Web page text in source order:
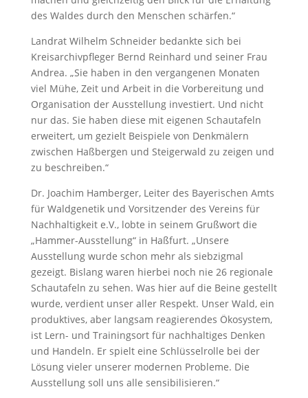
des Waldes durch den Menschen schärfen.“
Landrat Wilhelm Schneider bedankte sich bei
Kreisarchivpfleger Bernd Reinhard und seiner Frau
Andrea. „Sie haben in den vergangenen Monaten
viel Mühe, Zeit und Arbeit in die Vorbereitung und
Organisation der Ausstellung investiert. Und nicht
nur das. Sie haben diese mit eigenen Schautafeln
erweitert, um gezielt Beispiele von Denkmälern
zwischen Haßbergen und Steigerwald zu zeigen und
zu beschreiben.“
Dr. Joachim Hamberger, Leiter des Bayerischen Amts
für Waldgenetik und Vorsitzender des Vereins für
Nachhaltigkeit e.V., lobte in seinem Grußwort die
„Hammer-Ausstellung“ in Haßfurt. „Unsere
Ausstellung wurde schon mehr als siebzigmal
gezeigt. Bislang waren hierbei noch nie 26 regionale
Schautafeln zu sehen. Was hier auf die Beine gestellt
wurde, verdient unser aller Respekt. Unser Wald, ein
produktives, aber langsam reagierendes Ökosystem,
ist Lern- und Trainingsort für nachhaltiges Denken
und Handeln. Er spielt eine Schlüsselrolle bei der
Lösung vieler unserer modernen Probleme. Die
Ausstellung soll uns alle sensibilisieren.“